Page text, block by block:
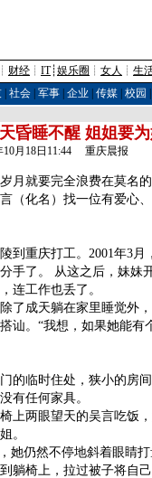
┊ 财经 ┊ IT┊ 娱乐圈 ┊ 女人 ┊ 生
| 社会| 军事| 企业 传媒| 校园
昏睡不醒 姐姐要
10月18日11:44 重庆晨报
就要完全浪费在莫名的
（化名）找一位有爱心
重庆打工。2001年3月
手了。 从这之后，妹妹
连工作也丢了。
成天躺在家里睡觉外
讪。“我想，如果她能有
临时住处，狭小的房
有任何家具。
两眼望天的吴言吃饭，
。
仍然不停地斜着眼睛打
躺椅上，拉过被子将自